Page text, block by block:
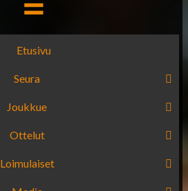
Etusivu
Seura
Joukkue
Ottelut
Loimulaiset